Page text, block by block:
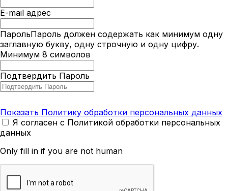
E-mail адрес
ПарольПароль должен содержать как минимум одну
заглавную букву, одну строчную и одну цифру.
Минимум 8 символов
Подтвердить Пароль
Показать Политику обработки персональных данных
Я согласен с Политикой обработки персональных
данных
Only fill in if you are not human